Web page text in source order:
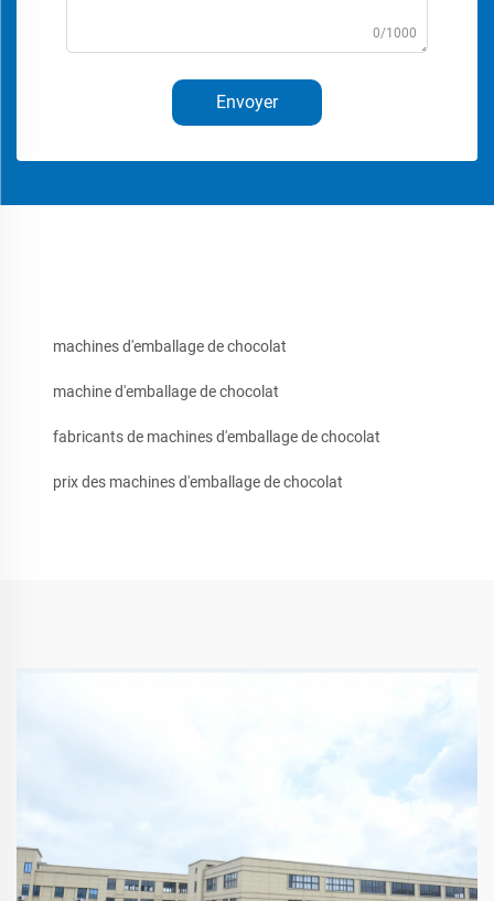
0/1000
Envoyer
machines d'emballage de chocolat
machine d'emballage de chocolat
fabricants de machines d'emballage de chocolat
prix des machines d'emballage de chocolat